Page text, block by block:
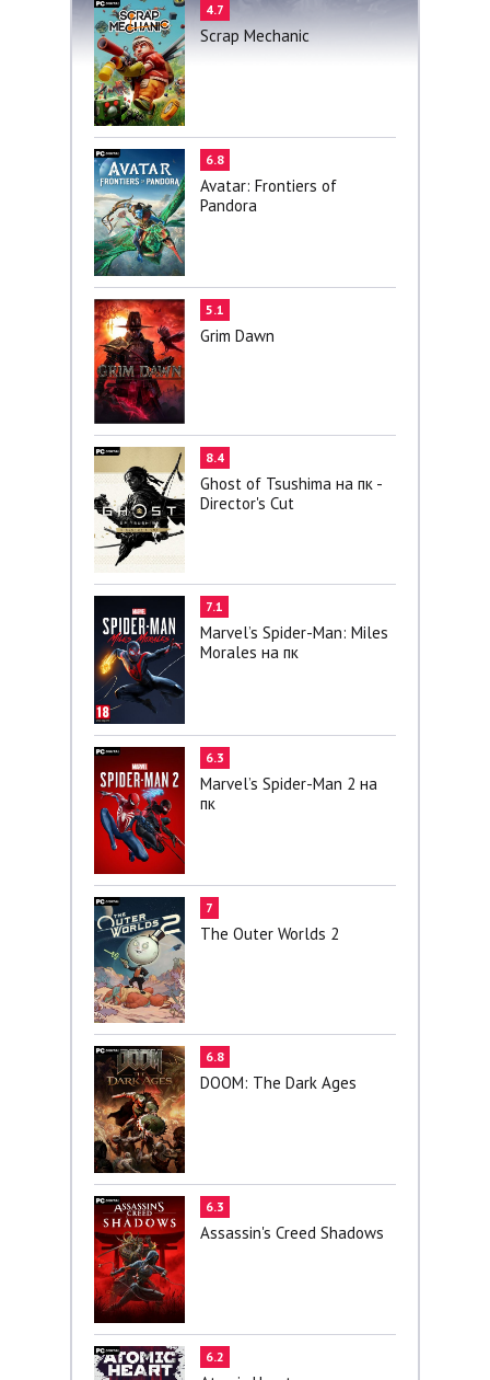
4.7
Scrap Mechanic
6.8
Avatar: Frontiers of
Pandora
5.1
Grim Dawn
8.4
Ghost of Tsushima на пк -
Director's Cut
7.1
Marvel’s Spider-Man: Miles
Morales на пк
6.3
Marvel’s Spider-Man 2 на
пк
7
The Outer Worlds 2
6.8
DOOM: The Dark Ages
6.3
Assassin's Creed Shadows
6.2